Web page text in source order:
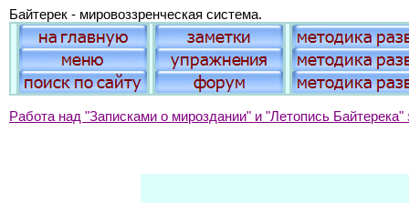
Байтерек - мировоззренческая система.
Работа над "Записками о мироздании" и "Летопись